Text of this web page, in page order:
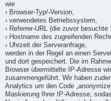
wie
› Browser-Typ/-Version,
› verwendetes Betriebssystem,
› Referrer-URL (die zuvor besuchte
› Hostname des zugreifenden
› Uhrzeit der Serveranfrage,
werden in der Regel an einen
und dort gespeichert. Die im
Browser übermittelte IP-Adresse
zusammengeführt. Wir haben
Analytics um den Code
Maskierung Ihrer IP-Adresse,